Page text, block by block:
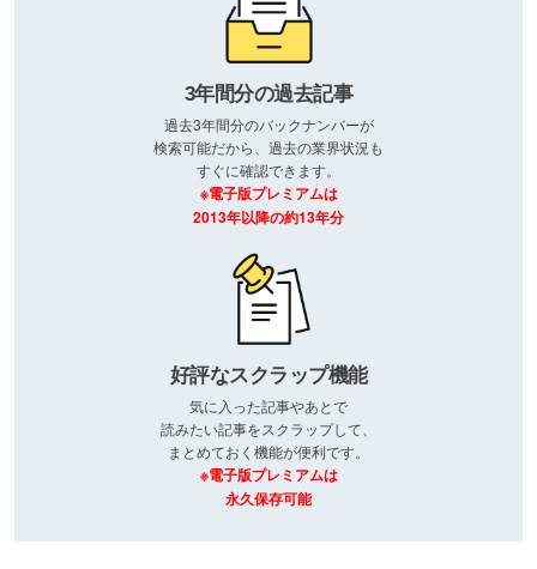
3年間分の過去記事
過去3年間分のバックナンバーが
検索可能だから、過去の業界状況も
すぐに確認できます。
※電子版プレミアムは
2013年以降の約13年分
好評なスクラップ機能
気に入った記事やあとで
読みたい記事をスクラップして、
まとめておく機能が便利です。
※電子版プレミアムは
永久保存可能